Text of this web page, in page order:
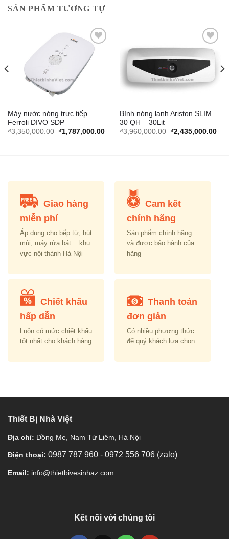
SẢN PHẨM TƯƠNG TỰ
Add to
Wishlist
Máy nước nóng trực tiếp
Ferroli DIVO SDP
₫3,350,000.00 Original
₫1,787,000.00Current
Add to
Wishlist
Bình nóng lạnh Ariston SLIM
30 QH – 30Lit
₫3,960,000.00 Original
₫2,435,000.00
Giao hàng
miễn phí
Áp dụng cho bếp từ, hút
mùi, máy rửa bát... khu
vực nội thành Hà Nội
Cam kết
chính hãng
Sản phẩm chính hãng
và được bảo hành của
hãng
Chiết khấu
hấp dẫn
Luôn có mức chiết khấu
tốt nhất cho khách hàng
Thanh toán
đơn giản
Có nhiều phương thức
để quý khách lựa chọn
Thiết Bị Nhà Việt
Địa chỉ: Đồng Me, Nam Từ Liêm, Hà Nội
Điện thoại: 0987 787 960 - 0972 556 706 (zalo)
Email: info@thietbivesinhaz.com
Kết nối với chúng tôi